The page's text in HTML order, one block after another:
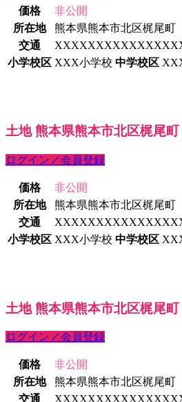
価格
非公開
所在地
熊本県熊本市北区梶尾町
交通
小学校区 XXX小学校 中学校区
土地 熊本県熊本市北区梶尾町
ログイン／会員登録
価格
非公開
所在地
熊本県熊本市北区梶尾町
交通
小学校区 XXX小学校 中学校区
土地 熊本県熊本市北区梶尾
ログイン／会員登録
価格
非公開
所在地
熊本県熊本市北区梶尾町
交通